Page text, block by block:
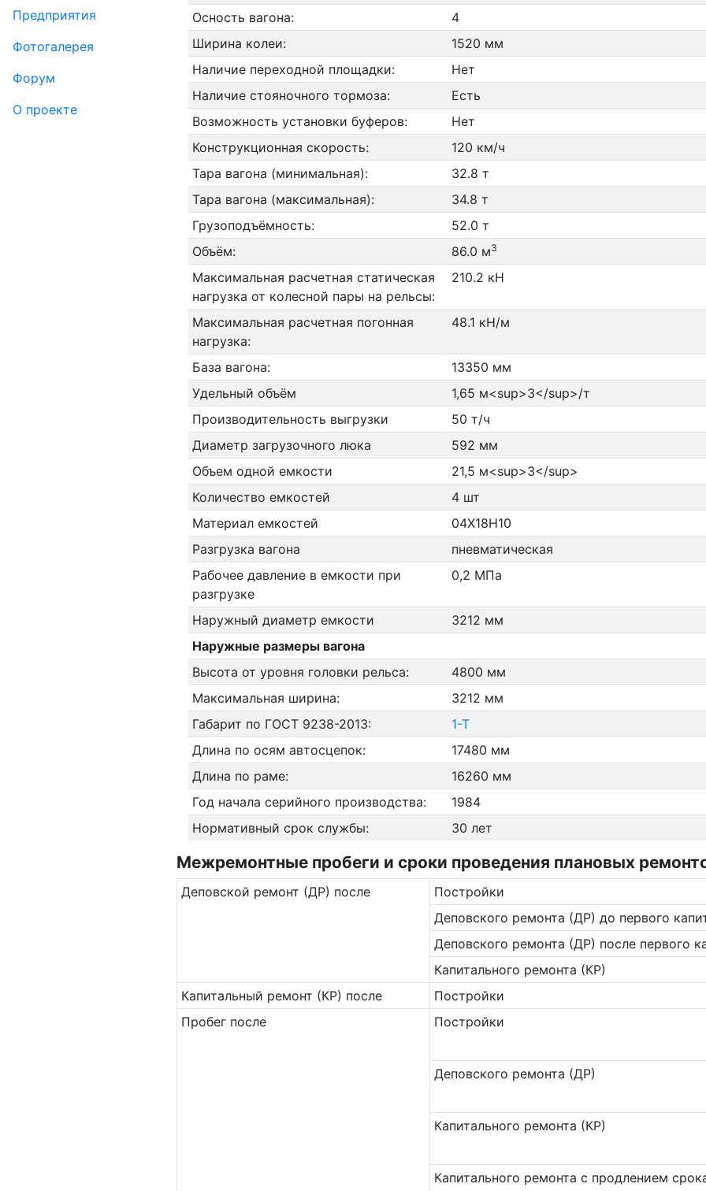
Пред­прия­тия
Фо­то­га­ле­рея
Форум
О проекте
Осность вагона:
4
Ширина колеи:
1520 мм
Наличие переходной площадки:
Нет
Наличие стояночного тормоза:
Есть
Возможность установки буферов:
Нет
Конструкционная скорость:
120 км/ч
Тара вагона (минимальная):
32.8 т
Тара вагона (максимальная):
34.8 т
Грузоподъёмность:
52.0 т
Объём:
86.0 м3
Максимальная расчетная статическая
нагрузка от колесной пары на рельсы:
210.2 кН
Максимальная расчетная погонная
нагрузка:
48.1 кН/м
База вагона:
13350 мм
Удельный объём
1,65 м<sup>3</sup>/т
Производительность выгрузки
50 т/ч
Диаметр загрузочного люка
592 мм
Объем одной емкости
21,5 м<sup>3</sup>
Количество емкостей
4 шт
Материал емкостей
04Х18Н10
Разгрузка вагона
пневматическая
Рабочее давление в емкости при
разгрузке
0,2 МПа
Наружный диаметр емкости
3212 мм
Наружные размеры вагона
Высота от уровня головки рельса:
4800 мм
Максимальная ширина:
3212 мм
Габарит по ГОСТ 9238-2013:
1-Т
Длина по осям автосцепок:
17480 мм
Длина по раме:
16260 мм
Год начала серийного производства:
1984
Нормативный срок службы:
30 лет
Межремонтные пробеги и сроки проведения плановых
Де­повс­кой ремонт (ДР) после
Постройки
Деповского ремонта (ДР) до первого
Деповского ремонта (ДР) после первого
Капитального ремонта (КР)
Ка­пи­таль­ный ремонт (КР) после
Постройки
Пробег после
Постройки
Деповского ремонта (ДР)
Капитального ремонта (КР)
Капитального ремонта с продлением